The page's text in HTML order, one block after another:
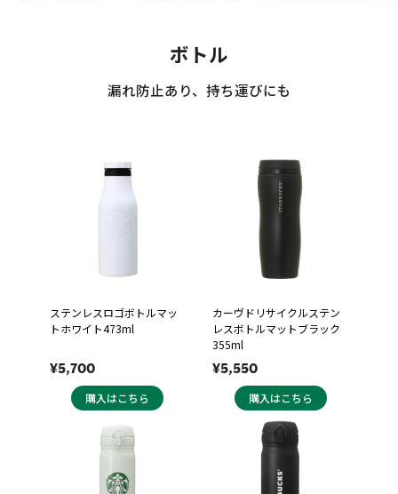
ボトル
漏れ防止あり、持ち運びにも
ステンレスロゴボトルマッ
トホワイト473ml
¥5,700
購入はこちら
カーヴドリサイクルステン
レスボトルマットブラック
355ml
¥5,550
購入はこちら